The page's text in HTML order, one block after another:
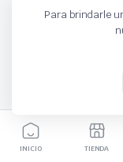
Copyright 2024 ©
Para brindarle
INICIO TIENDA